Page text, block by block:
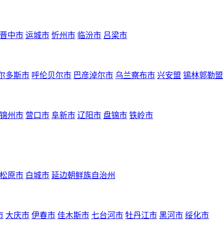
晋中市 运城市 忻州市 临汾市 吕梁市
多斯市 呼伦贝尔市 巴彦淖尔市 乌兰察布市 兴安盟 锡林郭勒盟
锦州市 营口市 阜新市 辽阳市 盘锦市 铁岭市
松原市 白城市 延边朝鲜族自治州
大庆市 伊春市 佳木斯市 七台河市 牡丹江市 黑河市 绥化市